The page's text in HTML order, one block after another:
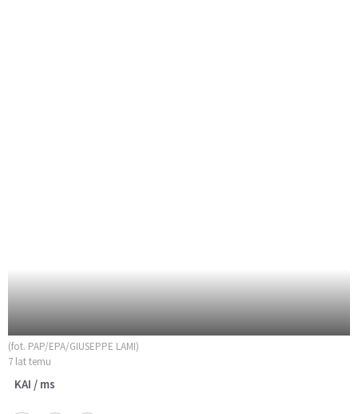
(fot. PAP/EPA/GIUSEPPE LAMI)
7 lat temu
KAI / ms